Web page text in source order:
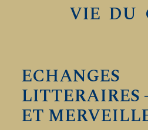
VIE DU
ECHANGES
LITTERAIRES
ET